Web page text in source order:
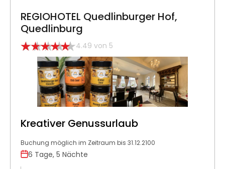
REGIOHOTEL Quedlinburger Hof,
Quedlinburg
4.49 von 5
Kreativer Genussurlaub
Buchung möglich im Zeitraum bis 31.12.2100
6 Tage, 5 Nächte